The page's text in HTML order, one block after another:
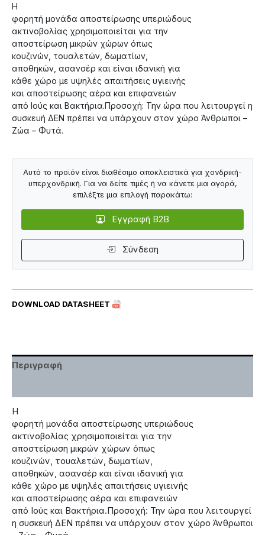
Η
φορητή μονάδα αποστείρωσης υπεριώδους
ακτινοβολίας χρησιμοποιείται για την
αποστείρωση μικρών χώρων όπως
κουζινών, τουαλετών, δωματίων,
αποθηκών, ασανσέρ και είναι ιδανική για
κάθε χώρο με υψηλές απαιτήσεις υγιεινής
και αποστείρωσης αέρα και επιφανειών
από Ιούς και Βακτήρια.Προσοχή: Την ώρα που λειτουργεί η
συσκευή ΔΕΝ πρέπει να υπάρχουν στον χώρο Άνθρωποι –
Ζώα – Φυτά.
DOWNLOAD DATASHEET
Αυτό το προϊόν είναι διαθέσιμο αποκλειστικά για χονδρική-
υπερχονδρική. Για να δείτε τιμές ή να κάνετε μια αγορά,
επιλέξτε μια επιλογή παρακάτω:
Εγγραφή B2B
Σύνδεση
Περιγραφή
Η
φορητή μονάδα αποστείρωσης υπεριώδους
ακτινοβολίας χρησιμοποιείται για την
αποστείρωση μικρών χώρων όπως
κουζινών, τουαλετών, δωματίων,
αποθηκών, ασανσέρ και είναι ιδανική για
κάθε χώρο με υψηλές απαιτήσεις υγιεινής
και αποστείρωσης αέρα και επιφανειών
από Ιούς και Βακτήρια.Προσοχή: Την ώρα που λειτουργεί
η συσκευή ΔΕΝ πρέπει να υπάρχουν στον χώρο Άνθρωποι